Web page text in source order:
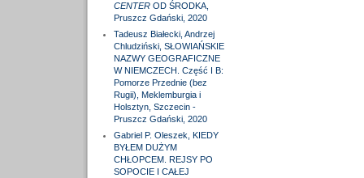
CENTEROD ŚRODKA,
Pruszcz Gdański, 2020
Tadeusz Białecki, Andrzej
Chludziński, SŁOWIAŃSKIE
NAZWY GEOGRAFICZNE
W NIEMCZECH. Część I B:
Pomorze Przednie (bez
Rugii), Meklemburgia i
Holsztyn, Szczecin -
Pruszcz Gdański, 2020
Gabriel P. Oleszek, KIEDY
BYŁEM DUŻYM
CHŁOPCEM. REJSY PO
SOPOCIE I CAŁEJ